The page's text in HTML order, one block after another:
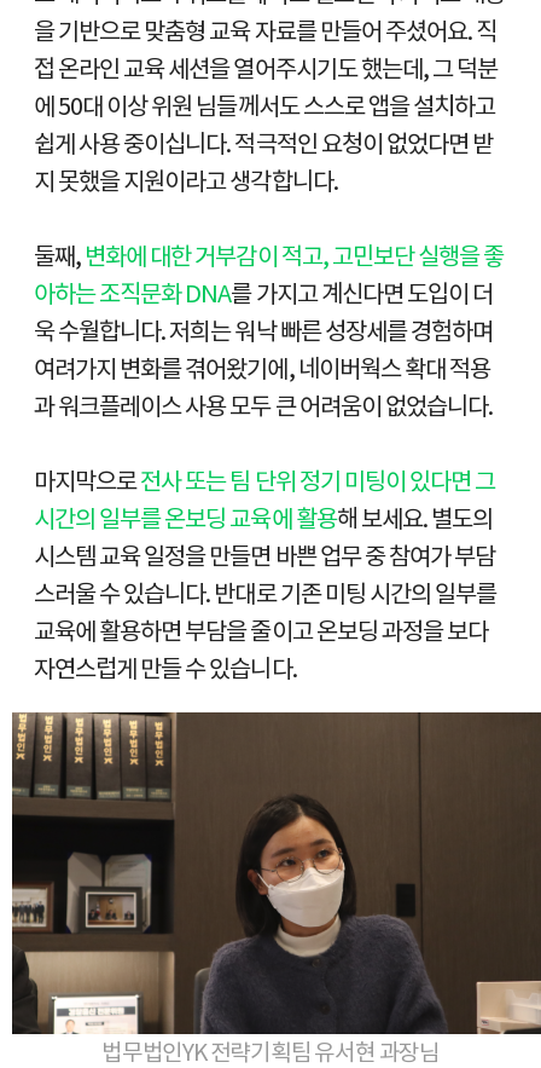
을 기반으로 맞춤형 교육 자료를 만들어 주셨어요. 직
접 온라인 교육 세션을 열어주시기도 했는데, 그 덕분
에 50대 이상 위원 님들께서도 스스로 앱을 설치하고
쉽게 사용 중이십니다. 적극적인 요청이 없었다면 받
지 못했을 지원이라고 생각합니다.
둘째,변화에 대한 거부감이 적고, 고민보단 실행을 좋
아하는 조직문화 DNA를 가지고 계신다면 도입이 더
욱 수월합니다. 저희는 워낙 빠른 성장세를 경험하며
여려가지 변화를 겪어왔기에, 네이버웍스 확대 적용
과 워크플레이스 사용 모두 큰 어려움이 없었습니다.
마지막으로전사 또는 팀 단위 정기 미팅이 있다면 그
시간의 일부를 온보딩 교육에 활용해 보세요. 별도의
시스템 교육 일정을 만들면 바쁜 업무 중 참여가 부담
스러울 수 있습니다. 반대로 기존 미팅 시간의 일부를
교육에 활용하면 부담을 줄이고 온보딩 과정을 보다
자연스럽게 만들 수 있습니다.
법무법인YK 전략기획팀 유서현 과장님